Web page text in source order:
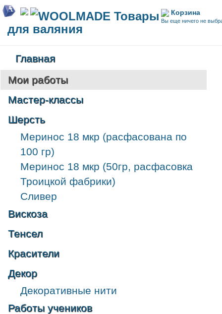
Корзина
Вы еще ничего не
WOOLMADE Товары
для валяния
Главная
Мои работы
Мастер-классы
Шерсть
Меринос 18 мкр (расфасована по
100 гр)
Меринос 18 мкр (50гр, расфасовка
Троицкой фабрики)
Сливер
Вискоза
Тенсел
Красители
Декор
Декоративные нити
Работы учеников